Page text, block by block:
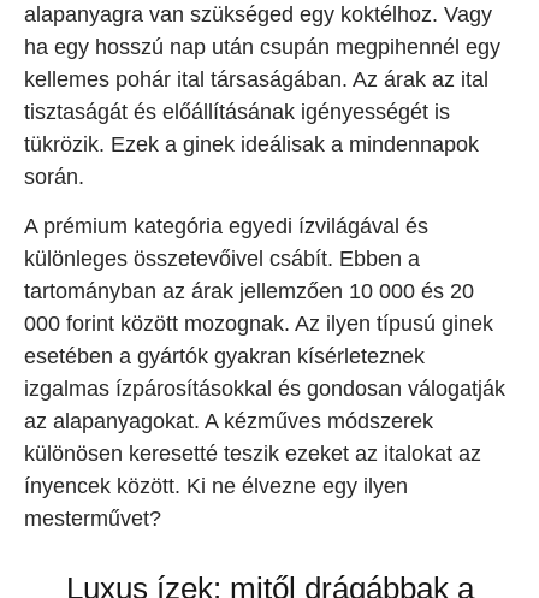
alapanyagra van szükséged egy koktélhoz. Vagy
ha egy hosszú nap után csupán megpihennél egy
kellemes pohár ital társaságában. Az árak az ital
tisztaságát és előállításának igényességét is
tükrözik. Ezek a ginek ideálisak a mindennapok
során.
A prémium kategória egyedi ízvilágával és
különleges összetevőivel csábít. Ebben a
tartományban az árak jellemzően 10 000 és 20
000 forint között mozognak. Az ilyen típusú ginek
esetében a gyártók gyakran kísérleteznek
izgalmas ízpárosításokkal és gondosan válogatják
az alapanyagokat. A kézműves módszerek
különösen keresetté teszik ezeket az italokat az
ínyencek között. Ki ne élvezne egy ilyen
mesterművet?
Luxus ízek: mitől drágábbak a